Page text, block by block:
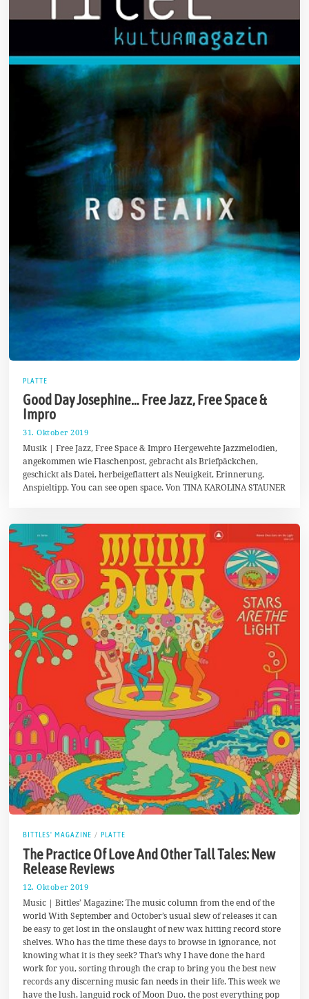
PLATTE
Good Day Josephine… Free Jazz, Free Space &
Impro
31. Oktober 2019
N
o
v
e
r
Musik | Free Jazz, Free Space & Impro Hergewehte Jazzmelodien,
angekommen wie Flaschenpost, gebracht als Briefpäckchen,
geschickt als Datei, herbeigeflattert als Neuigkeit, Erinnerung,
Anspieltipp. You can see open space. Von TINA KAROLINA STAUNER
BITTLES' MAGAZINE / PLATTE
The Practice Of Love And Other Tall Tales: New
Release Reviews
12. Oktober 2019
.
O
k
t
b
e
r
Music | Bittles’ Magazine: The music column from the end of the
world With September and October’s usual slew of releases it can
be easy to get lost in the onslaught of new wax hitting record store
shelves. Who has the time these days to browse in ignorance, not
knowing what it is they seek? That’s why I have done the hard
work for you, sorting through the crap to bring you the best new
records any discerning music fan needs in their life. This week we
have the lush, languid rock of Moon Duo, the post everything pop